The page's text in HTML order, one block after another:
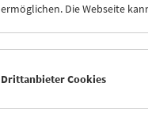
Unser Weihnachts-Shop
Uhr geöffnet. Kommen
ermöglichen. Die Webseite
Drittanbieter Cookies